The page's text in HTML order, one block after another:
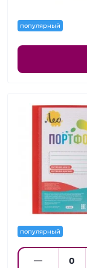
популярный
популярный